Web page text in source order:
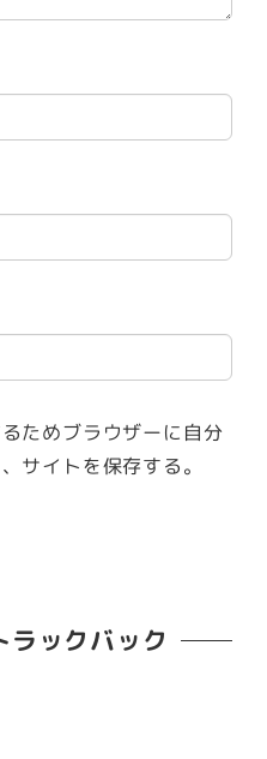
ためブラウザーに自分
サイトを保存する。
ラックバック